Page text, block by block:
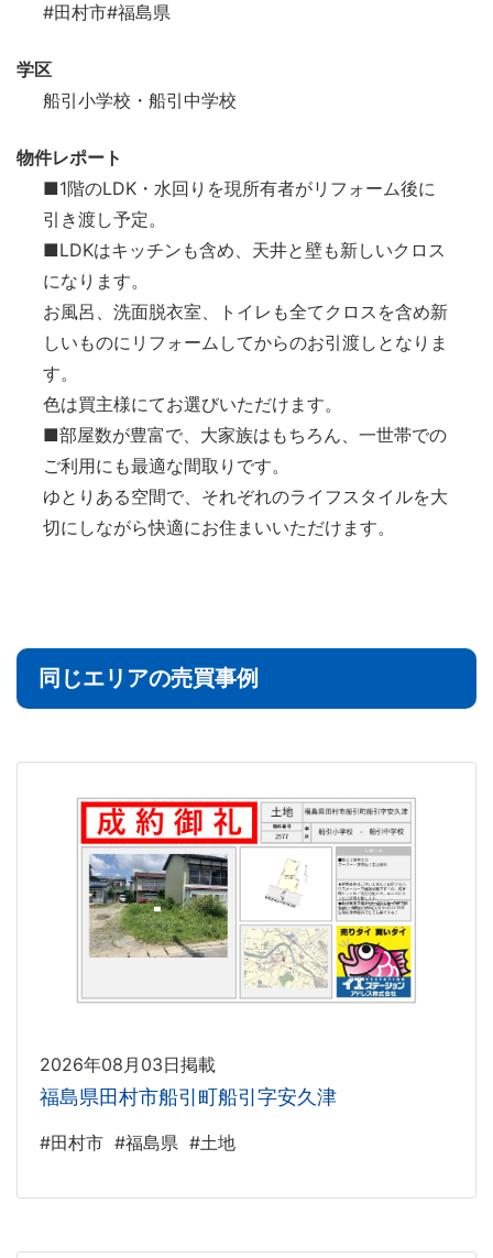
#田村市#福島県
学区
船引小学校・船引中学校
物件レポート
■1階のLDK・水回りを現所有者がリフォーム後に
引き渡し予定。
■LDKはキッチンも含め、天井と壁も新しいクロス
になります。
お風呂、洗面脱衣室、トイレも全てクロスを含め新
しいものにリフォームしてからのお引渡しとなりま
す。
色は買主様にてお選びいただけます。
■部屋数が豊富で、大家族はもちろん、一世帯での
ご利用にも最適な間取りです。
ゆとりある空間で、それぞれのライフスタイルを大
切にしながら快適にお住まいいただけます。
同じエリアの売買事例
2026年08月03日掲載
福島県田村市船引町船引字安久津
#田村市 #福島県 #土地